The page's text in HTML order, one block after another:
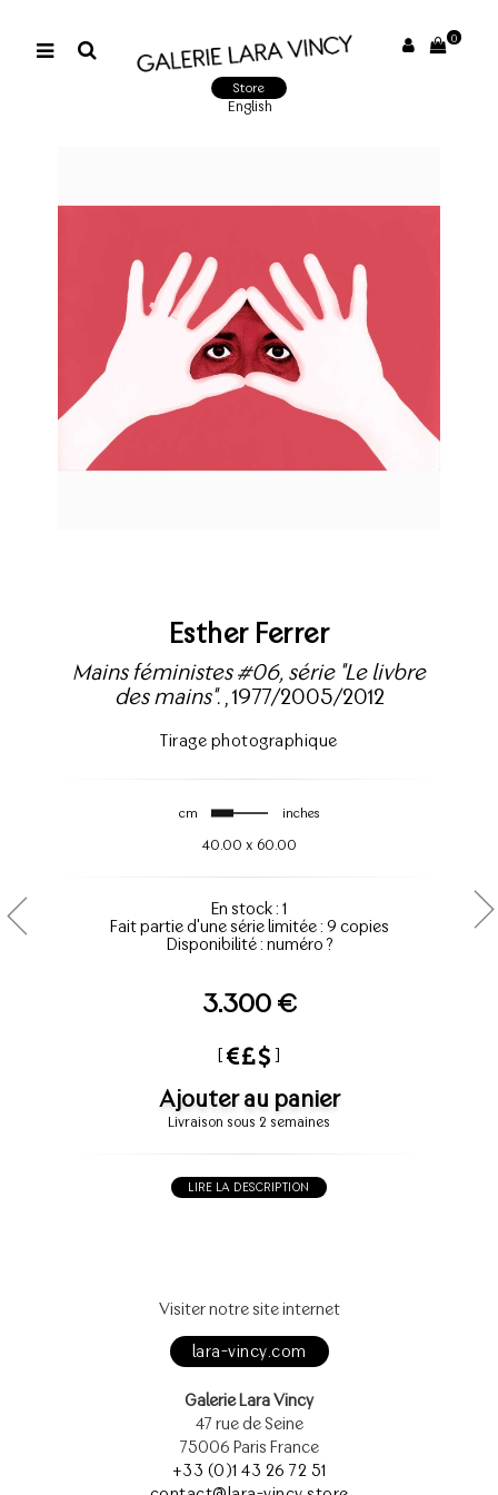
0
Store
English
Esther Ferrer
Mains féministes #06, série "Le livbre
des mains"., 1977/2005/2012
Tirage photographique
cm inches
40.00 x 60.00
En stock : 1
Fait partie d'une série limitée : 9 copies
Disponibilité : numéro ?
3.300 €
[ ]
Ajouter au panier
Livraison sous 2 semaines
LIRE LA DESCRIPTION
Visiter notre site internet
lara-vincy.com
Galerie Lara Vincy
47 rue de Seine
75006 Paris France
+33 (0)1 43 26 72 51